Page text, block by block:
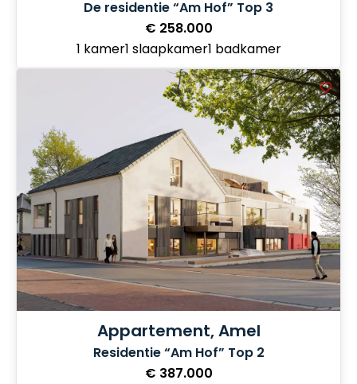
De residentie “Am Hof” Top 3
€ 258.000
1 kamer1 slaapkamer1 badkamer
Appartement, Amel
Residentie “Am Hof” Top 2
€ 387.000